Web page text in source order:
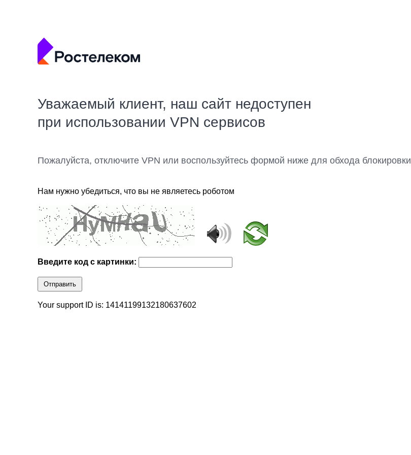
Уважаемый клиент, наш сайт недоступен
при использовании VPN сервисов
Пожалуйста, отключите VPN или воспользуйтесь формой ниже для обхода блокировки
Нам нужно убедиться, что вы не являетесь роботом
Введите код с картинки:
Отправить
Your support ID is: 14141199132180637602